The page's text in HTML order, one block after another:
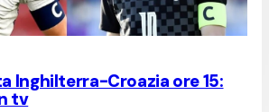
Inghilterra-Croazia ore 15:
tv